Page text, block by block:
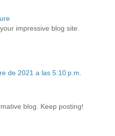
impressive blog site.
de 2021 a las 5:10 p.m.
blog. Keep posting!